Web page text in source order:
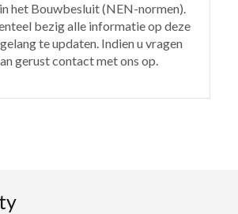
het Bouwbesluit (NEN-normen).
bezig alle informatie op deze
te updaten. Indien u vragen
gerust contact met ons op.